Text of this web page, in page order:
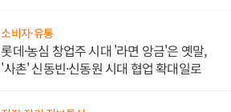
소비자·유통
롯데·농심 창업주 시대 '라면 앙금'은 옛말,
'사촌' 신동빈·신동원 시대 협업 확대일로